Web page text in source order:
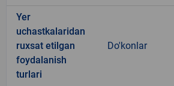
Yer
uchastkalaridan
ruxsat etilgan
foydalanish
turlari
Do'konlar